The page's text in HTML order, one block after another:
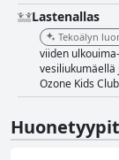
Lastenallas
Tekoälyn
viiden
vesiliukumäellä
Ozone Kids
Huonetyypit